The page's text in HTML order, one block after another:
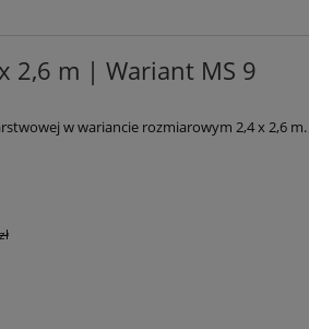
2,6 m | Wariant MS 9
w wariancie rozmiarowym 2,4 x 2,6 m.